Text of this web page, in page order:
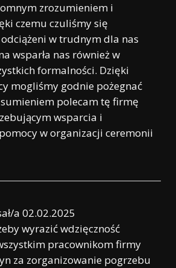
zrozumieniem i
czemu czuliśmy się
w trudnym dla nas
wsparła nas również w
formalności. Dzięki
mogliśmy godnie pożegnać
polecam tę firmę
wsparcia i
w organizacji ceremonii
a 02.02.2025
wyrazić wdzięczność
pracownikom firmy
za zorganizowanie pogrzebu